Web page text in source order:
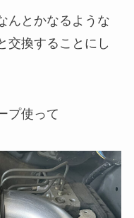
んとかなるような
交換することにし
プ使って